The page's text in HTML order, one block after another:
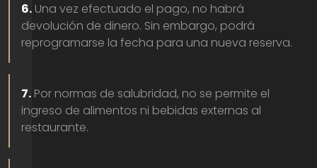
6. Una vez efectuado el pago, no habrá
devolución de dinero. Sin embargo, podrá
reprogramarse la fecha para una nueva reserva.
7. Por normas de salubridad, no se permite el
ingreso de alimentos ni bebidas externas al
restaurante.